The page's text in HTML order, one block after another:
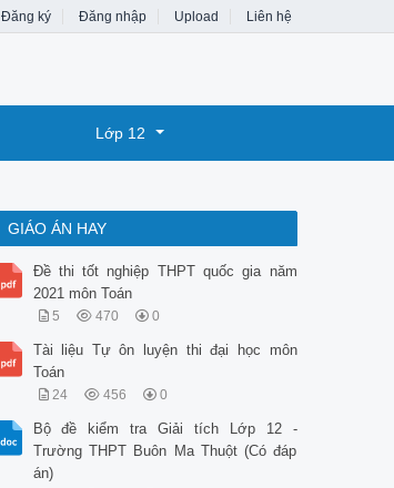
Đăng ký Đăng nhập Upload Liên hệ
Lớp 12
GIÁO ÁN HAY
Đề thi tốt nghiệp THPT quốc gia năm
2021 môn Toán
5 470 0
Tài liệu Tự ôn luyện thi đại học môn
Toán
24 456 0
Bộ đề kiểm tra Giải tích Lớp 12 -
Trường THPT Buôn Ma Thuột (Có đáp
án)